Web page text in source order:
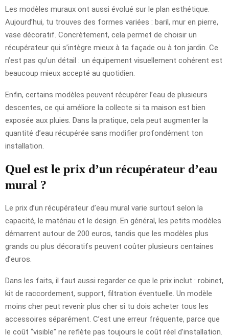
Les modèles muraux ont aussi évolué sur le plan esthétique.
Aujourd’hui, tu trouves des formes variées : baril, mur en pierre,
vase décoratif. Concrètement, cela permet de choisir un
récupérateur qui s’intègre mieux à ta façade ou à ton jardin. Ce
n’est pas qu’un détail : un équipement visuellement cohérent est
beaucoup mieux accepté au quotidien.
Enfin, certains modèles peuvent récupérer l’eau de plusieurs
descentes, ce qui améliore la collecte si ta maison est bien
exposée aux pluies. Dans la pratique, cela peut augmenter la
quantité d’eau récupérée sans modifier profondément ton
installation.
Quel est le prix d’un récupérateur d’eau
mural ?
Le prix d’un récupérateur d’eau mural varie surtout selon la
capacité, le matériau et le design. En général, les petits modèles
démarrent autour de 200 euros, tandis que les modèles plus
grands ou plus décoratifs peuvent coûter plusieurs centaines
d’euros.
Dans les faits, il faut aussi regarder ce que le prix inclut : robinet,
kit de raccordement, support, filtration éventuelle. Un modèle
moins cher peut revenir plus cher si tu dois acheter tous les
accessoires séparément. C’est une erreur fréquente, parce que
le coût “visible” ne reflète pas toujours le coût réel d’installation.